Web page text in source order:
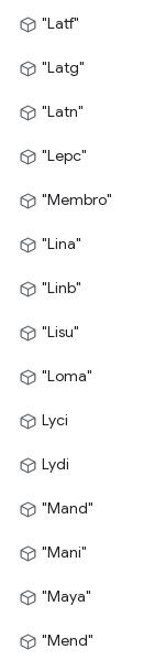
"Latf"
"Latg"
"Latn"
"Lepc"
"Membro"
"Lina"
"Linb"
"Lisu"
"Loma"
Lyci
Lydi
"Mand"
"Mani"
"Maya"
"Mend"